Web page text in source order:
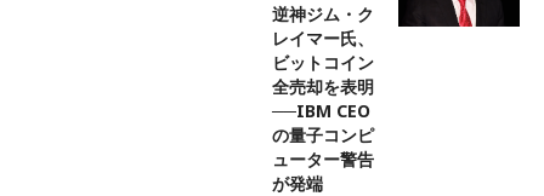
逆神ジム・ク
レイマー氏、
ビットコイン
全売却を表明
──IBM CEO
の量子コンピ
ューター警告
が発端